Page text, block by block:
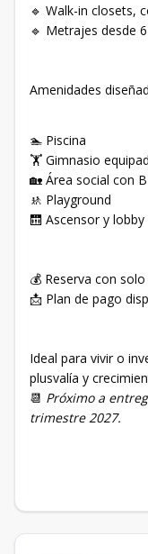
🔹 Walk-in closets,
🔹 Metrajes desde
Amenidades
🏊 Piscina
🏋️ Gimnasio
🏡 Área social con
🚸 Playground
🛗 Ascensor y lobby
💰 Reserva con
📩 Plan de pago
Ideal para vivir o
plusvalía y
📆 Próximo a
trimestre 2027.